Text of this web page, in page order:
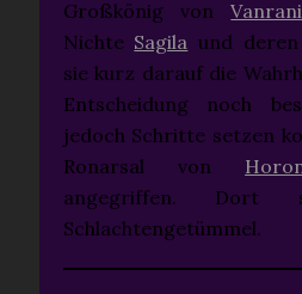
Großkönig von
Nichte Sagila und
sie kurz darauf die
Entscheidung noch
jedoch Schritte setzen
Ronarsal von
angegriffen.
Schlachtengetümmel.